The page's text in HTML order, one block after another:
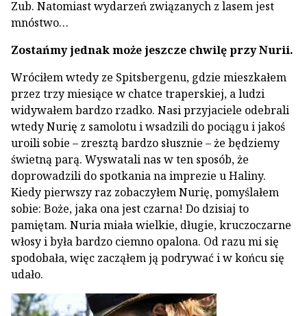
Zub. Natomiast wydarzeń związanych z lasem jest
mnóstwo…
Zostańmy jednak może jeszcze chwilę przy Nurii.
Wróciłem wtedy ze Spitsbergenu, gdzie mieszkałem
przez trzy miesiące w chatce traperskiej, a ludzi
widywałem bardzo rzadko. Nasi przyjaciele odebrali
wtedy Nurię z samolotu i wsadzili do pociągu i jakoś
uroili sobie – zresztą bardzo słusznie – że będziemy
świetną parą. Wyswatali nas w ten sposób, że
doprowadzili do spotkania na imprezie u Haliny.
Kiedy pierwszy raz zobaczyłem Nurię, pomyślałem
sobie: Boże, jaka ona jest czarna! Do dzisiaj to
pamiętam. Nuria miała wielkie, długie, kruczoczarne
włosy i była bardzo ciemno opalona. Od razu mi się
spodobała, więc zacząłem ją podrywać i w końcu się
udało.